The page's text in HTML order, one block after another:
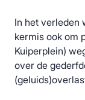
In het verleden
kermis ook om
Kuiperplein)
over de